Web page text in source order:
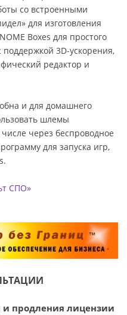
со встроенными
для изготовления
Boxes для простого
3D-ускорения,
редактор и
и для домашнего
шлемы
через беспроводное
для запуска игр,
СПО»
и продления лицензии